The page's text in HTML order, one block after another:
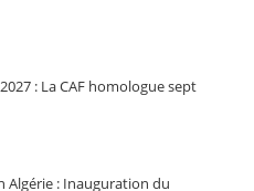
: La CAF homologue sept
Algérie : Inauguration du